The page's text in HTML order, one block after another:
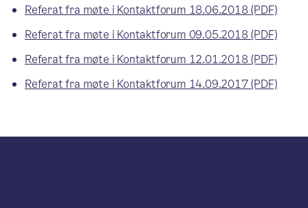
Referat fra møte i Kontaktforum 18.06.2018 (PDF)
Referat fra møte i Kontaktforum 09.05.2018 (PDF)
Referat fra møte i Kontaktforum 12.01.2018 (PDF)
Referat fra møte i Kontaktforum 14.09.2017 (PDF)